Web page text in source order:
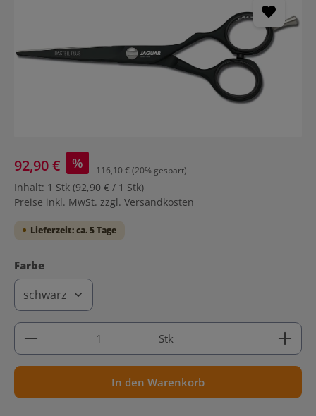
92,90 € % 116,10 €(20% gespart)
Inhalt: 1 Stk (92,90 € / 1 Stk)
Preise inkl. MwSt. zzgl. Versandkosten
Lieferzeit: ca. 5 Tage
Farbeauswählen
Produkt Anzahl: Gib den gewünschten Wert ein
Stk
In den Warenkorb